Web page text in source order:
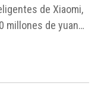
de Xiaomi,
de yuanes
a pesar de este